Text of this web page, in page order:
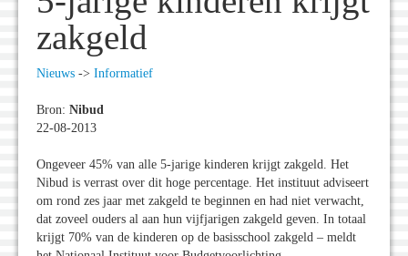
zakgeld
Nieuws -> Informatief
Bron: Nibud
22-08-2013
Ongeveer 45% van alle 5-jarige kinderen krijgt zakgeld. Het
Nibud is verrast over dit hoge percentage. Het instituut adviseert
om rond zes jaar met zakgeld te beginnen en had niet verwacht,
dat zoveel ouders al aan hun vijfjarigen zakgeld geven. In totaal
krijgt 70% van de kinderen op de basisschool zakgeld – meldt